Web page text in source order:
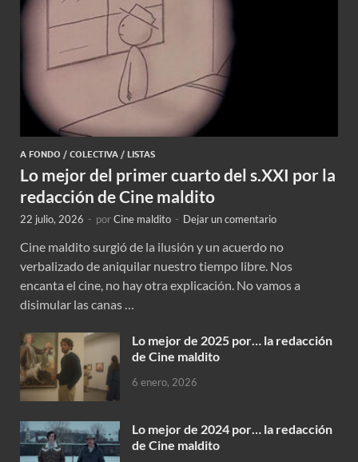
A FONDO / COLECTIVA / LISTAS
Lo mejor del primer cuarto del s.XXI por la
redacción de Cine maldito
22 julio, 2026 - porCine maldito - Dejar un comentario
Cine maldito surgió de la ilusión y un acuerdo no
verbalizado de aniquilar nuestro tiempo libre. Nos
encanta el cine, no hay otra explicación. No vamos a
disimular las canas …
Lo mejor de 2025 por… la redacción
de Cine maldito
6 enero, 2026
Lo mejor de 2024 por… la redacción
de Cine maldito